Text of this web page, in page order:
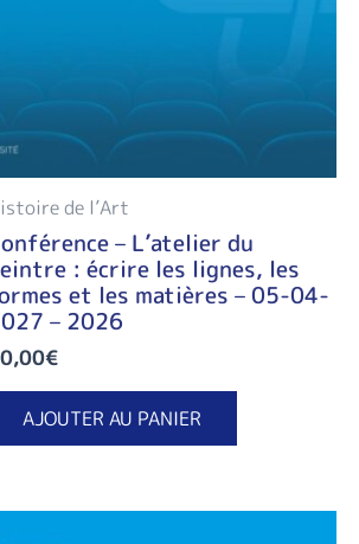
de l’Art
– L’atelier du
: écrire les lignes, les
et les matières – 05-04-
– 2026
€
AJOUTER AU PANIER